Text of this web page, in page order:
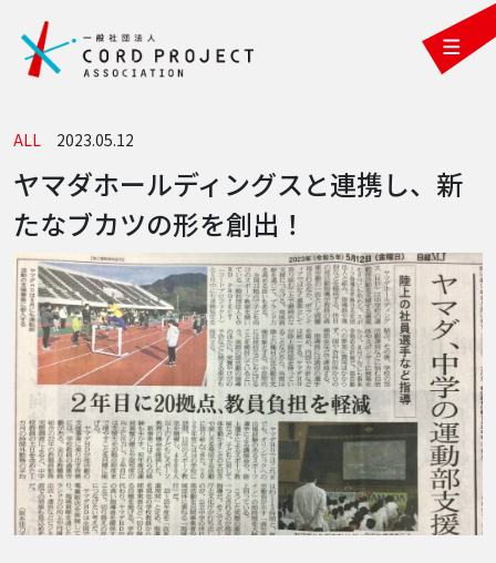
ALL 2023.05.12
ヤマダホールディングスと連携し、新
たなブカツの形を創出！